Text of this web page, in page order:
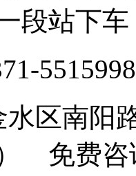
段站下
区南阳
免费咨